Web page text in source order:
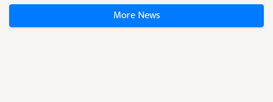
More News